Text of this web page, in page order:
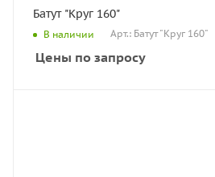
Батут "Круг 160"
В наличии Арт.: Батут "Круг 160"
Цены по запросу